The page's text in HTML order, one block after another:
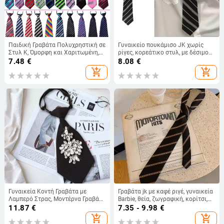
Παιδική Γραβάτα Πολυχρηστική σε
Στυλ Κ, Όμορφη και Χαριτωμένη,
Φοιτητική Γραβάτα από Μεταξωτό
Καρό με Ρίγες, Χονδρική από
Εργοστάσιο
7.48 €
add_shopping_cart
Γυναικείο πουκάμισο JK χωρίς
ρίγες, κορεάτικο στυλ, με δέσιμο
κόμπο, σε casual ιαπωνική
σχολική στολή για μαθητές, σε
στυλ Academy Style DK
8.08 €
add_shopping_cart
Γυναικεία Κοντή Γραβάτα με
Λαμπερό Στρας, Μοντέρνα Γραβάτα
με Γλυκό Ελεύθερο Λευκό
Πουκάμισο, Αξεσουάρ Γραβάτας
11.87 €
add_shopping_cart
Γραβάτα jk με καφέ ριγέ, γυναικεία
Barbie, θεία, ζωγραφική, κορίτσι,
ιαπωνικό κολεγιακό στυλ, δωρεάν
παπιγιόν, τυπωμένο καφέ γραβάτα
7.35 - 9.98 €
add_shopping_cart